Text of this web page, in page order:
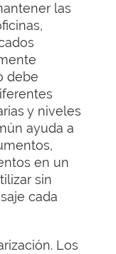
las
debe
y niveles
ayuda a
en un
sin
cada
Los